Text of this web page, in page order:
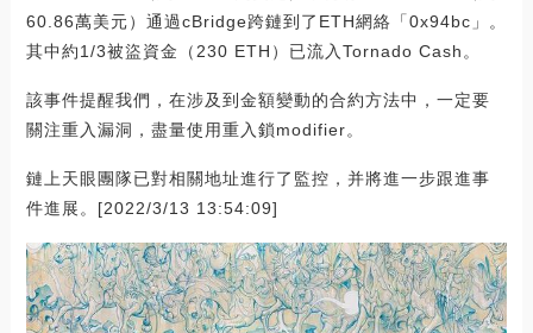
60.86萬美元）通過cBridge跨鏈到了ETH網絡「0x94bc」。
其中約1/3被盜資金（230 ETH）已流入Tornado Cash。
該事件提醒我們，在涉及到金額變動的合約方法中，一定要
關注重入漏洞，盡量使用重入鎖modifier。
鏈上天眼團隊已對相關地址進行了監控，并將進一步跟進事
件進展。[2022/3/13 13:54:09]